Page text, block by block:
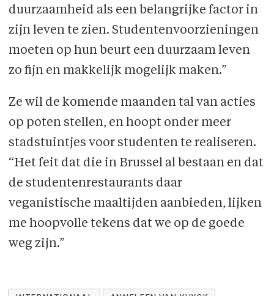
duurzaamheid als een belangrijke factor in
zijn leven te zien. Studentenvoorzieningen
moeten op hun beurt een duurzaam leven
zo fijn en makkelijk mogelijk maken.”
Ze wil de komende maanden tal van acties
op poten stellen, en hoopt onder meer
stadstuintjes voor studenten te realiseren.
“Het feit dat die in Brussel al bestaan en dat
de studentenrestaurants daar
veganistische maaltijden aanbieden, lijken
me hoopvolle tekens dat we op de goede
weg zijn.”